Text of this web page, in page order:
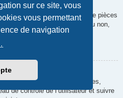
sur ce site, vous
vous permettant
de navigation
sur ce forum ?
ou interdire certains types de pièces
de savoir ce qui est autorisé ou non,
du forum.
mes pièces jointes ?
que vous avez transférées,
de contrôle de l’utilisateur et suivre